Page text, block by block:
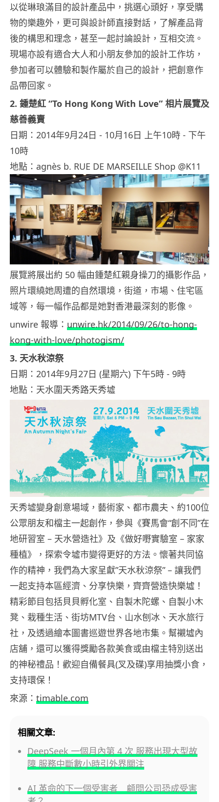
以從琳琅滿目的設計產品中，挑選心頭好，享受購
物的樂趣外，更可與設計師直接對話，了解產品背
後的構思和理念，甚至一起討論設計，互相交流。
現場亦設有適合大人和小朋友參加的設計工作坊，
參加者可以體驗和製作屬於自己的設計，把創意作
品帶回家。
2. 鍾楚紅 “To Hong Kong With Love” 相片展覽及
慈善義賣
日期：2014年9月24日 ‑ 10月16日 上午10時 ‑ 下午
10時
地點：agnès b. RUE DE MARSEILLE Shop @K11
展覽將展出約 50 幅由鍾楚紅親身操刀的攝影作品，
照片環繞她周遭的自然環境，街道，巿場、住宅區
域等，每一幅作品都是她對香港最深刻的影像。
unwire 報導： unwire.hk/2014/09/26/to-hong-
kong-with-love/photogism/
3. 天水秋涼祭
日期：2014年9月27日 (星期六) 下午5時 ‑ 9時
地點：天水圍天秀路天秀墟
天秀墟變身創意場域，藝術家、都市農夫、約100位
公眾朋友和檔主一起創作，參與《賽馬會“創不同”在
地研習室 – 天水營造社》及《做好嘢實驗室 – 家家
種植》，探索令墟市變得更好的方法。懷著共同協
作的精神，我們為大家呈獻”天水秋涼祭” – 讓我們
一起支持本區經濟、分享快樂，齊齊營造快樂墟！
精彩節目包括貝貝孵化室、自製木陀螺、自製小木
凳、栽種生活、街坊MTV台、山水刨冰、天水旅行
社，及透過繪本圖書巡遊世界各地市集。幫襯墟內
店舖，還可以獲得獎勵各款美食或由檔主特別送出
的神秘禮品！歡迎自備餐具(叉及碟)享用抽獎小食，
支持環保！
來源： timable.com
相關文章:
DeepSeek 一個月內第 4 次 服務出現大型故
障 服務中斷數小時引外界關注
AI 革命的下一個受害者 顧問公司恐成受害